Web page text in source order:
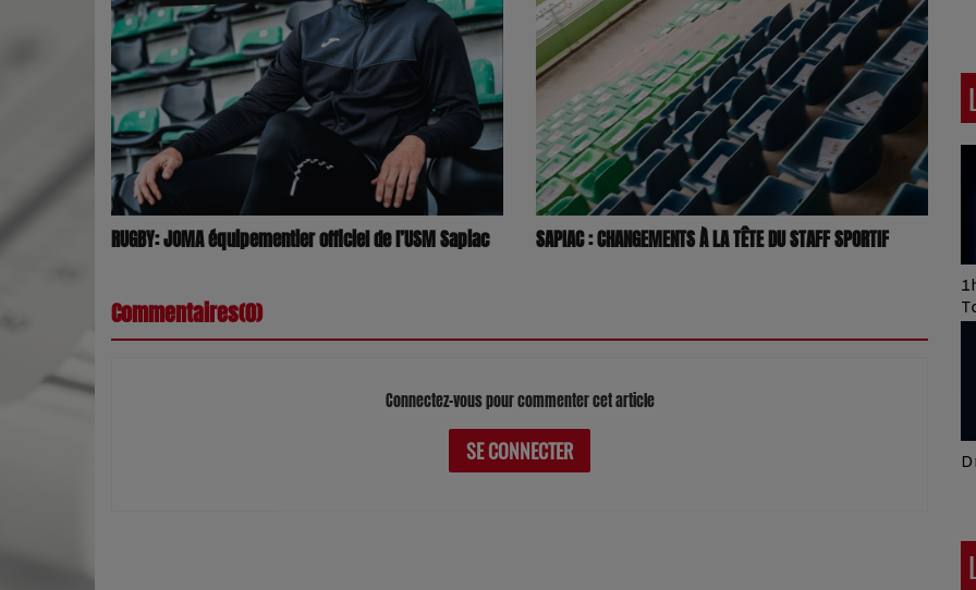
RUGBY: JOMA équipementier officiel de l’USM Sapiac SAPIAC : CHANGEMENTS À LA TÊTE DU STAFF SPORTIF
Commentaires(0)
Connectez-vous pour commenter cet article
SE CONNECTER